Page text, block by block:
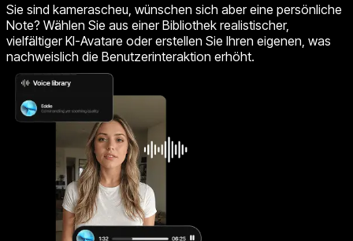
Sie sind kamerascheu, wünschen sich aber eine persönliche
Note? Wählen Sie aus einer Bibliothek realistischer,
vielfältiger KI-Avatare oder erstellen Sie Ihren eigenen, was
nachweislich die Benutzerinteraktion erhöht.